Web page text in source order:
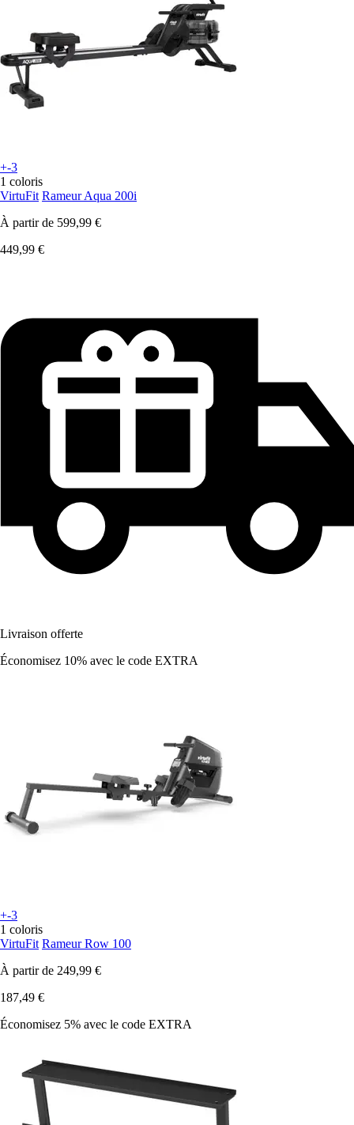
+-3
1 coloris
VirtuFit Rameur Aqua 200i
À partir de 599,99 €
449,99 €
Livraison offerte
Économisez 10% avec le code EXTRA
+-3
1 coloris
VirtuFit Rameur Row 100
À partir de 249,99 €
187,49 €
Économisez 5% avec le code EXTRA